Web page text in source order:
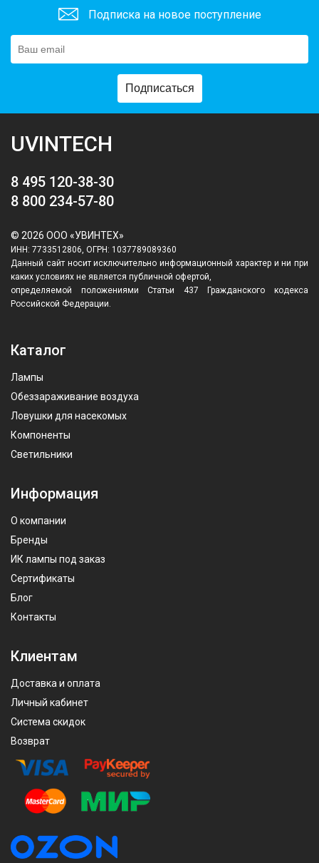
Подписка на новое поступление
Подписаться
UVINTECH
8 495 120-38-30
8 800 234-57-80
© 2026 ООО «УВИНТЕХ»
ИНН: 7733512806, ОГРН: 1037789089360
Данный сайт носит исключительно информационный характер и ни при
каких условиях не является публичной офертой,
определяемой положениями Статьи 437 Гражданского кодекса
Российской Федерации.
Каталог
Лампы
Обеззараживание воздуха
Ловушки для насекомых
Компоненты
Светильники
Информация
О компании
Бренды
ИК лампы под заказ
Сертификаты
Блог
Контакты
Клиентам
Доставка и оплата
Личный кабинет
Система скидок
Возврат